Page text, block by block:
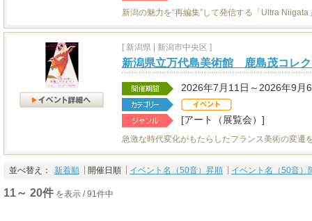
新潟の魅力を“再編集”して発信する「Ultra Niigata
[ 新潟県 新潟市中央区 ]
新潟県立万代島美術館 鹿島茂コレ
2026年7月11日～2026年9月
[アート（展覧会）]
急激な時代変化がもたらしたフランス美術の変遷
並べ替え： 新着順 開催日順 イベント名（50音）昇順 イベント名（50音）
11～ 20件 を表示 / 91件中